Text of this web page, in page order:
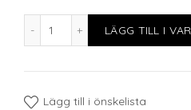
Fackindelad korg, 9 glas
LÄGG TILL I
Lägg till i önskelista